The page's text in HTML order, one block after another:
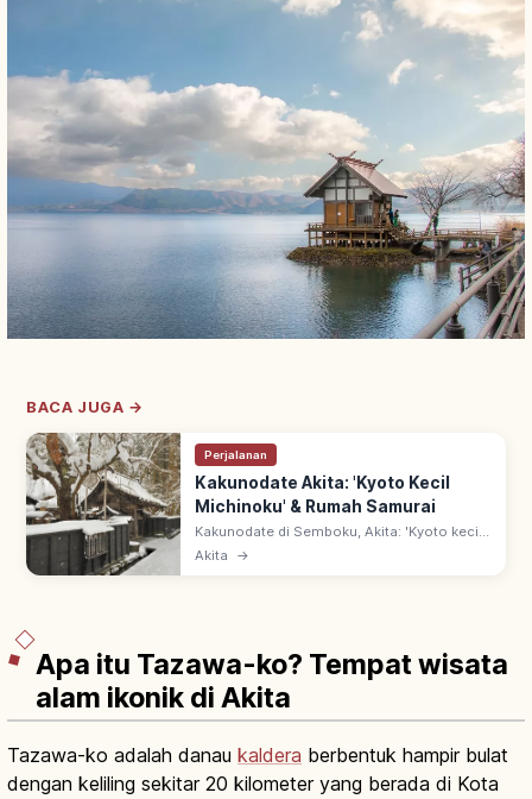
BACA JUGA →
Perjalanan
Kakunodate Akita: 'Kyoto Kecil
Michinoku' & Rumah Samurai
Kakunodate di Semboku, Akita: 'Kyoto kecil
Michinoku' dengan rumah samurai di
Akita →
Apa itu Tazawa-ko? Tempat wisata
alam ikonik di Akita
Tazawa-ko adalah danau kaldera berbentuk hampir bulat
dengan keliling sekitar 20 kilometer yang berada di Kota